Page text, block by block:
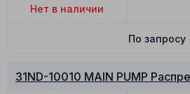
Нет в наличии
По запросу
31ND-10010 MAIN PUMP